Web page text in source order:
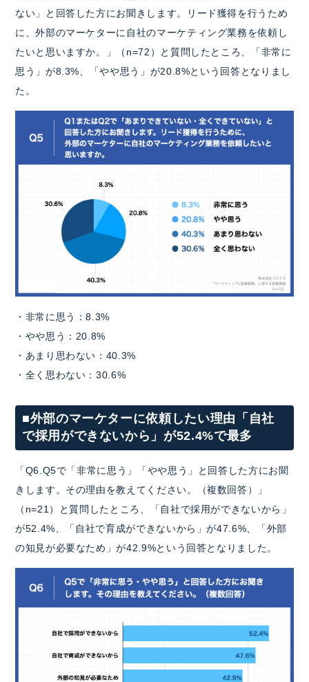
ない」と回答した方にお聞きします。リード獲得を行うため
に、外部のマーケターに自社のマーケティング業務を依頼し
たいと思いますか。」（n=72）と質問したところ、「非常に
思う」が8.3%、「やや思う」が20.8%という回答となりまし
た。
・非常に思う：8.3%
・やや思う：20.8%
・あまり思わない：40.3%
・全く思わない：30.6%
■外部のマーケターに依頼したい理由「自社
で採用ができないから」が52.4%で最多
「Q6.Q5で「非常に思う」「やや思う」と回答した方にお聞
きします。その理由を教えてください。（複数回答）」
（n=21）と質問したところ、「自社で採用ができないから」
が52.4%、「自社で育成ができないから」が47.6%、「外部
の知見が必要なため」が42.9%という回答となりました。